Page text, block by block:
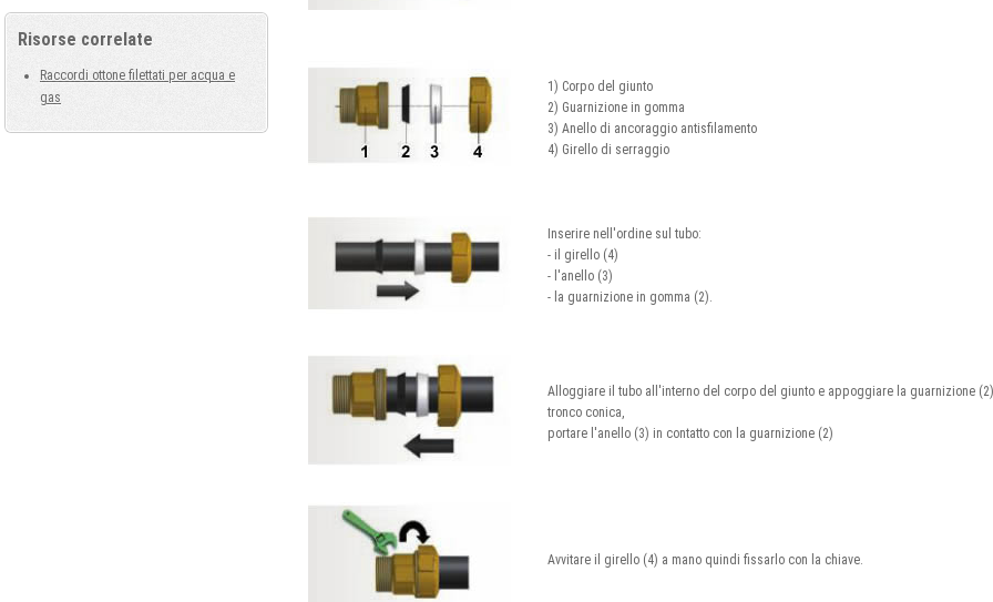
Risorse correlate
Raccordi ottone filettati per acqua e
gas
1) Corpo del giunto
2) Guarnizione in gomma
3) Anello di ancoraggio antisfilamento
4) Girello di serraggio
Inserire nell'ordine sul tubo:
- il girello (4)
- l'anello (3)
- la guarnizione in gomma (2).
Alloggiare il tubo all'interno del corpo del giunto e appoggiare la guarnizione
tronco conica,
portare l'anello (3) in contatto con la guarnizione (2)
Avvitare il girello (4) a mano quindi fissarlo con la chiave.